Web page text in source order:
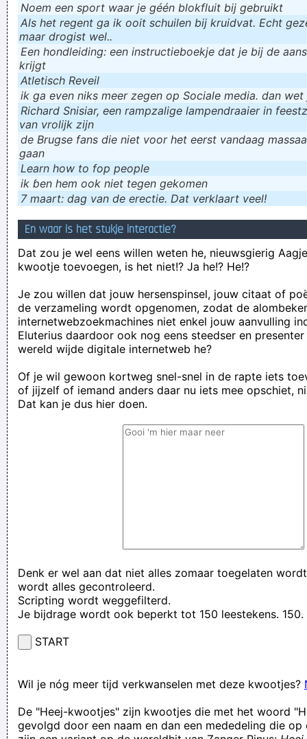
Noem een sport waar je géén blokfluit bij gebruikt
Als het regent ga ik ooit schuilen bij kruidvat. Echt
maar drogist wel..
Een hondleiding: een instructieboekje dat je bij de
krijgt
Atletisch Reveil
ik ga even niks meer zegen op Sociale media. dan
Richard Snisiar, een rampzalige lampendraaier in
van vrolijk zijn
de Brugse fans die niet voor het eerst vandaag
gaan
Learn how to fop people
ik ɓen hem ook niet tegen gekomen
7 maart: dag van de erectie. Dat verklaart veel!
En waar is het stukje interactie?
Dat zou je wel eens willen weten he, nieuwsgierig
kwootje toevoegen, is het niet!? Ja he!? He!?
Je zou willen dat jouw hersenspinsel, jouw citaat of
de verzameling wordt opgenomen, zodat de
internetwebzoekmachines niet enkel jouw aanvulling
Eluterius daardoor ook nog eens steedser en
wereld wijde digitale internetweb he?
Of je wil gewoon kortweg snel-snel in de rapte iets
of jijzelf of iemand anders daar nu iets mee opschiet,
Dat kan je dus hier doen.
Denk er wel aan dat niet alles zomaar toegelaten
wordt alles gecontroleerd.
Scripting wordt weggefilterd.
Je bijdrage wordt ook beperkt tot 150 leestekens. 150.
START
Wil je nóg meer tijd verkwanselen met deze kwootjes?
De "Heej-kwootjes" zijn kwootjes die met het woord
gevolgd door een naam en dan een mededeling die op